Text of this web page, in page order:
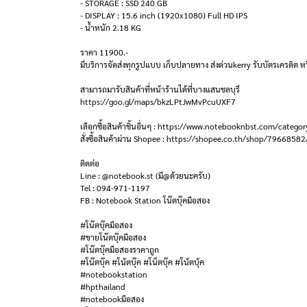
- STORAGE : SSD 240 GB
- DISPLAY : 15.6 inch (1920x1080) Full HD IPS
- น้ำหนัก 2.18 KG
ราคา 11900.-
มีบริการจัดส่งทุกรูปแบบ เก็บปลายทาง ส่งด่วนkerry รับบัตรเครดิต
สามารถมารับสินค้าที่หน้าร้านได้ที่บางแสนชลบุรี
https://goo.gl/maps/bkzLPtJwMvPcuUXF7
เลือกซื้อสินค้าชิ้นอื่นๆ : https://www.notebooknbst.com/
สั่งซื้อสินค้าผ่าน Shopee : https://shopee.co.th/shop/
ติดต่อ
Line : @notebook.st (มี@ด้วยนะครับ)
Tel : 094-971-1197
FB : Notebook Station โน๊ตบุ๊คมือสอง
#โน๊ตบุ๊คมือสอง
#ขายโน๊ตบุ๊คมือสอง
#โน๊ตบุ๊คมือสองราคาถูก
#โน๊ตบุ๊ค #โน้ตบุ๊ค #โน็ตบุ๊ค #โน้ตบุ้ค
#notebookstation
#hpthailand
#notebookมือสอง